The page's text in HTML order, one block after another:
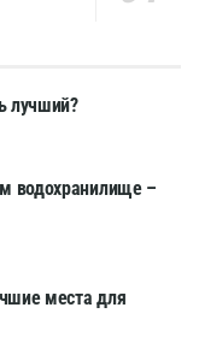
лучший?
водохранилище –
места для